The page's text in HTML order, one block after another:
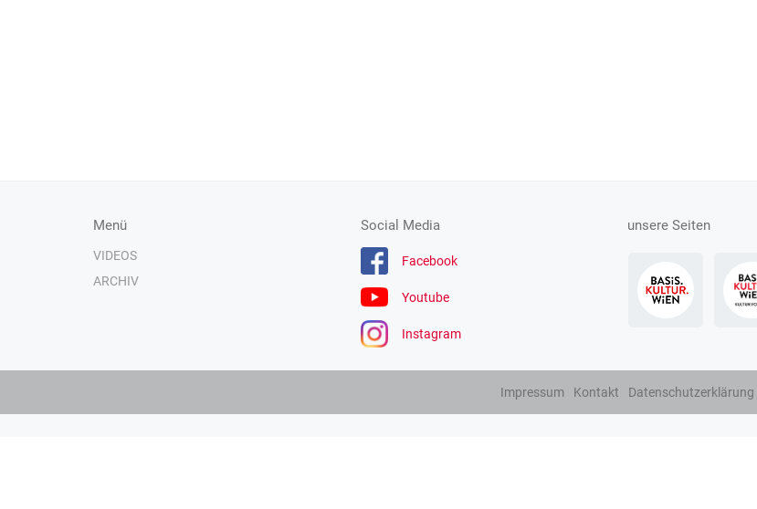
Menü
VIDEOS
ARCHIV
Social Media
Facebook
Youtube
Instagram
unsere Seiten
Impressum Kontakt Datenschutzerklärung